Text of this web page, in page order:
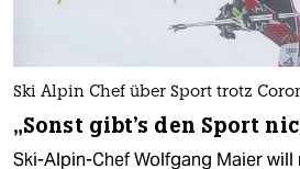
Ski Alpin Chef über Sport trotz
„Sonst gibt's den Sport
Ski-Alpin-Chef Wolfgang Maier will